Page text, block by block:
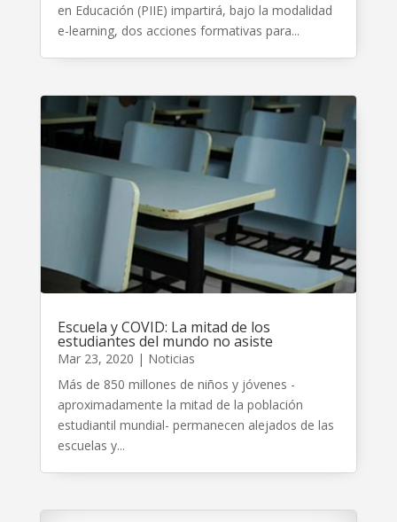
en Educación (PIIE) impartirá, bajo la modalidad
e-learning, dos acciones formativas para...
Escuela y COVID: La mitad de los
estudiantes del mundo no asiste
Mar 23, 2020 | Noticias
Más de 850 millones de niños y jóvenes -
aproximadamente la mitad de la población
estudiantil mundial- permanecen alejados de las
escuelas y...